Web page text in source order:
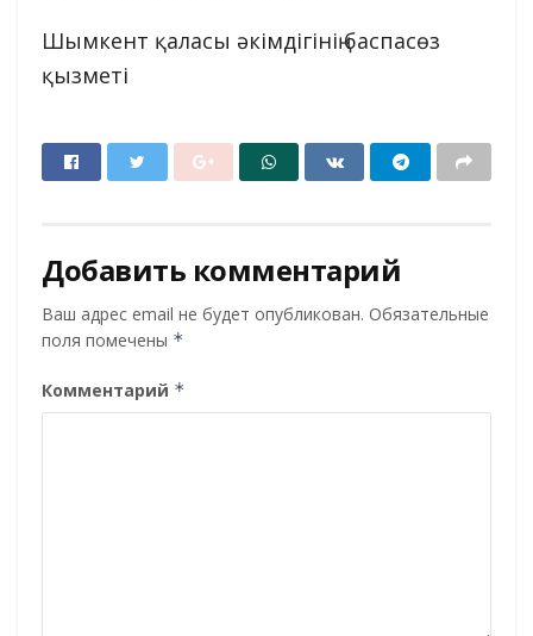
Шымкент қаласы әкімдігінің баспасөз
қызметі
Добавить комментарий
Ваш адрес email не будет опубликован. Обязательные
поля помечены *
Комментарий *